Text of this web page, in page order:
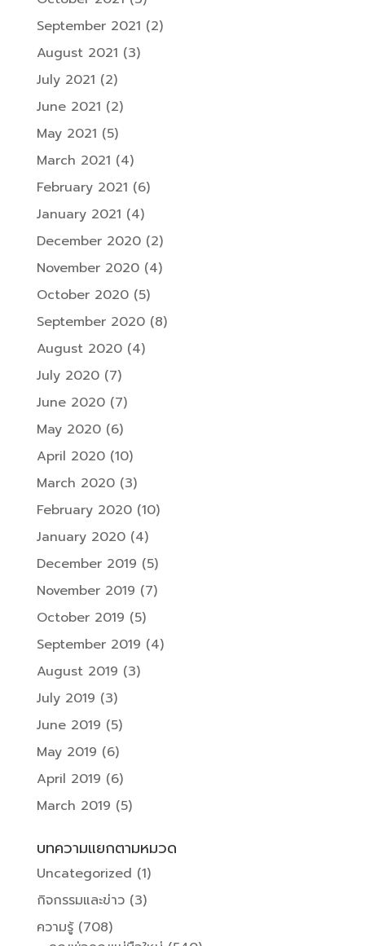
September 2021 (2)
August 2021 (3)
July 2021 (2)
June 2021 (2)
May 2021 (5)
March 2021 (4)
February 2021 (6)
January 2021 (4)
December 2020(2)
November 2020(4)
October 2020(5)
September 2020(8)
August 2020(4)
July 2020(7)
June 2020(7)
May 2020(6)
April 2020(10)
March 2020(3)
February 2020(10)
January 2020(4)
December 2019 (5)
November 2019 (7)
October 2019 (5)
September 2019 (4)
August 2019 (3)
July 2019 (3)
June 2019 (5)
May 2019 (6)
April 2019 (6)
March 2019 (5)
บทความแยกตามหมวด
Uncategorized (1)
กิจกรรมและข่าว(3)
ความรู้(708)